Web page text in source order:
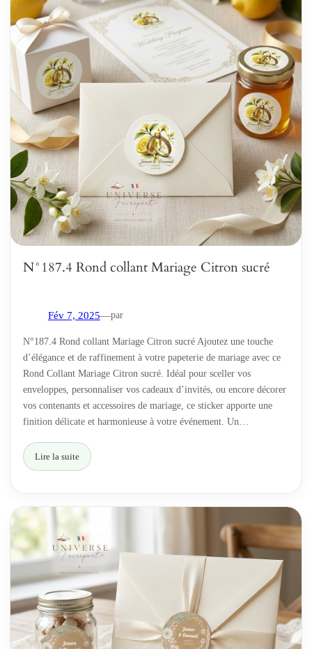
N°187.4 Rond collant Mariage Citron sucré
Fév 7, 2025—par
N°187.4 Rond collant Mariage Citron sucré Ajoutez une touche
d’élégance et de raffinement à votre papeterie de mariage avec ce
Rond Collant Mariage Citron sucré. Idéal pour sceller vos
enveloppes, personnaliser vos cadeaux d’invités, ou encore décorer
vos contenants et accessoires de mariage, ce sticker apporte une
finition délicate et harmonieuse à votre événement. Un…
Lire la suite